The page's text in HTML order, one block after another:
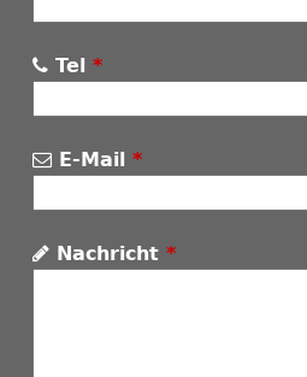
Tel *
E-Mail *
Nachricht *